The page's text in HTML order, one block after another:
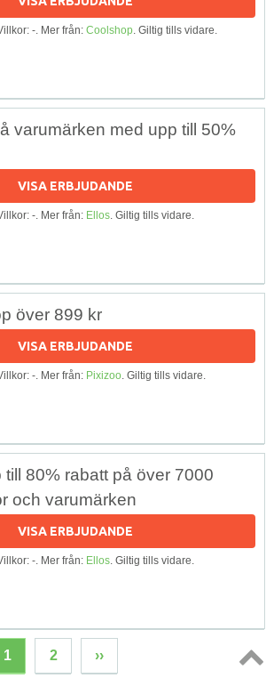
-. Mer från: Coolshop. Giltig tills vidare.
varumärken med upp till 50%
VISA ERBJUDANDE
-. Mer från: Ellos. Giltig tills vidare.
över 899 kr
VISA ERBJUDANDE
-. Mer från: Pixizoo. Giltig tills vidare.
till 80% rabatt på över 7000
och varumärken
VISA ERBJUDANDE
-. Mer från: Ellos. Giltig tills vidare.
1 2 ››